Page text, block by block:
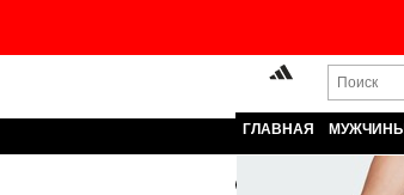
ГЛАВНАЯ МУЖЧИНЫ
На главную